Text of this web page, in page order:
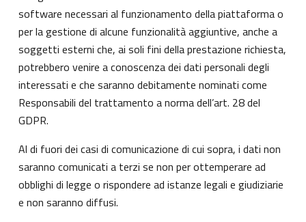
software necessari al funzionamento della piattaforma o
per la gestione di alcune funzionalità aggiuntive, anche a
soggetti esterni che, ai soli fini della prestazione richiesta,
potrebbero venire a conoscenza dei dati personali degli
interessati e che saranno debitamente nominati come
Responsabili del trattamento a norma dell’art. 28 del
GDPR.
Al di fuori dei casi di comunicazione di cui sopra, i dati non
saranno comunicati a terzi se non per ottemperare ad
obblighi di legge o rispondere ad istanze legali e giudiziarie
e non saranno diffusi.